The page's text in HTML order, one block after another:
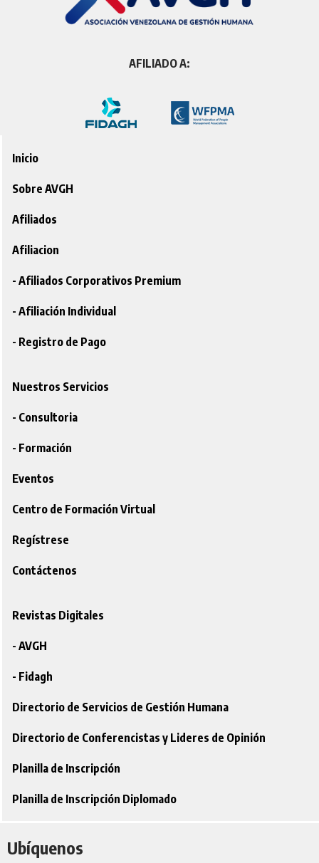
AFILIADO A:
Inicio
Sobre AVGH
Afiliados
Afiliacion
- Afiliados Corporativos Premium
- Afiliación Individual
- Registro de Pago
Nuestros Servicios
- Consultoria
- Formación
Eventos
Centro de Formación Virtual
Regístrese
Contáctenos
Revistas Digitales
- AVGH
- Fidagh
Directorio de Servicios de Gestión Humana
Directorio de Conferencistas y Lideres de Opinión
Planilla de Inscripción
Planilla de Inscripción Diplomado
Ubíquenos